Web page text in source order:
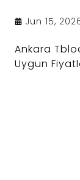
Jun 15,
Ankara
Uygun